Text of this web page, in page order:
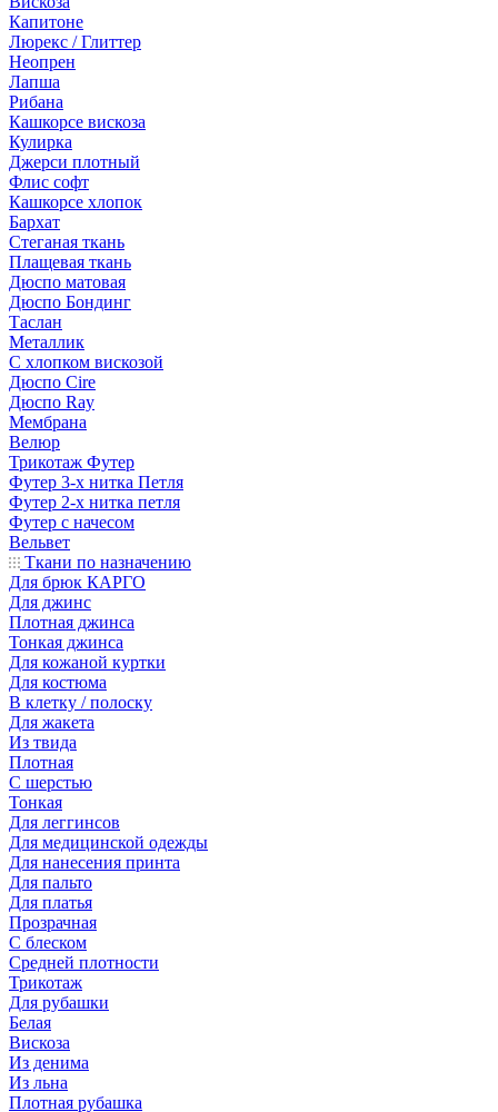
Капитоне
Люрекс / Глиттер
Неопрен
Лапша
Рибана
Кашкорсе вискоза
Кулирка
Джерси плотный
Флис софт
Кашкорсе хлопок
Бархат
Стеганая ткань
Плащевая ткань
Дюспо матовая
Дюспо Бондинг
Таслан
Металлик
С хлопком вискозой
Дюспо Cire
Дюспо Ray
Мембрана
Велюр
Трикотаж Футер
Футер 3-х нитка Петля
Футер 2-х нитка петля
Футер с начесом
Вельвет
Ткани по назначению
Для брюк КАРГО
Для джинс
Плотная джинса
Тонкая джинса
Для кожаной куртки
Для костюма
В клетку / полоску
Для жакета
Из твида
Плотная
С шерстью
Тонкая
Для леггинсов
Для медицинской одежды
Для нанесения принта
Для пальто
Для платья
Прозрачная
С блеском
Средней плотности
Трикотаж
Для рубашки
Белая
Вискоза
Из денима
Из льна
Плотная рубашка